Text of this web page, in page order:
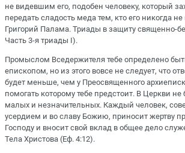
не видевшим его, подобен человеку, который
передать сладость меда тем, кто его никогда не
Григорий Палама. Триады в защиту священно-
Часть 3-я триады I).
Промыслом Вседержителя тебе определено
епископом, но из этого вовсе не следует, что
будет меньше, чем у Преосвященного
помогать которому тебе предстоит. В Церкви
малых и незначительных. Каждый человек,
усердием и во славу Божию, приносит жертву
Господу и вносит свой вклад в общее дело
Тела Христова (Еф. 4:12).